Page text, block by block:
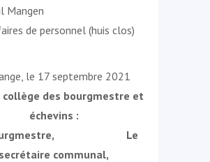
Mangen
de personnel (huis clos)
le 17 septembre 2021
collège des bourgmestre et
échevins :
Le
secrétaire communal,